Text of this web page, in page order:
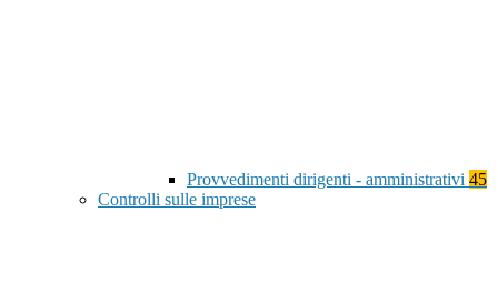
Provvedimenti dirigenti - amministrativi 45
Controlli sulle imprese